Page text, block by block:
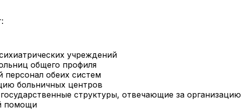
учреждений
общего профиля
обеих систем
больничных центров
структуры, отвечающие за организацию
помощи